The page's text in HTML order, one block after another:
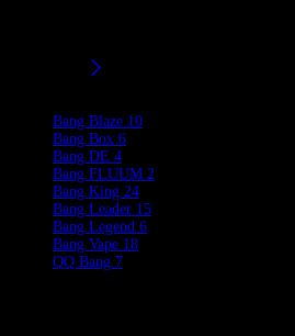
Bang Blaze 10
Bang Box 6
Bang DE 4
Bang FLUUM 2
Bang King 24
Bang Leader 15
Bang Legend 6
Bang Vape 18
QQ Bang 7